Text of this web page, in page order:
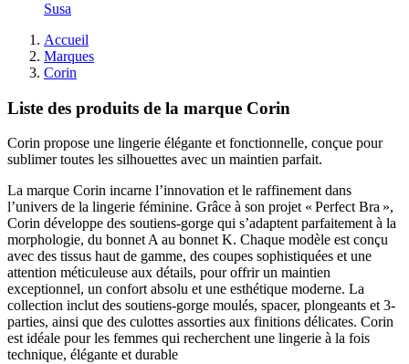
Susa
Accueil
Marques
Corin
Liste des produits de la marque Corin
Corin propose une lingerie élégante et fonctionnelle, conçue pour
sublimer toutes les silhouettes avec un maintien parfait.
La marque Corin incarne l’innovation et le raffinement dans
l’univers de la lingerie féminine. Grâce à son projet « Perfect Bra »,
Corin développe des soutiens-gorge qui s’adaptent parfaitement à la
morphologie, du bonnet A au bonnet K. Chaque modèle est conçu
avec des tissus haut de gamme, des coupes sophistiquées et une
attention méticuleuse aux détails, pour offrir un maintien
exceptionnel, un confort absolu et une esthétique moderne. La
collection inclut des soutiens-gorge moulés, spacer, plongeants et 3-
parties, ainsi que des culottes assorties aux finitions délicates. Corin
est idéale pour les femmes qui recherchent une lingerie à la fois
technique, élégante et durable